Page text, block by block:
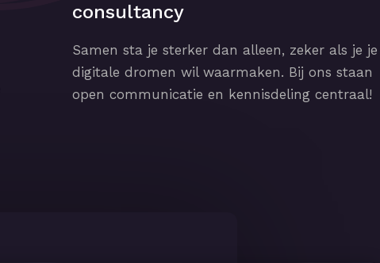
consultancy
Samen sta je sterker dan alleen, zeker als je je
digitale dromen wil waarmaken. Bij ons staan
open communicatie en kennisdeling centraal!